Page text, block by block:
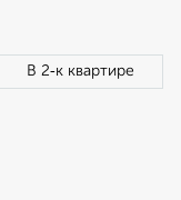
В 2‑к квартире